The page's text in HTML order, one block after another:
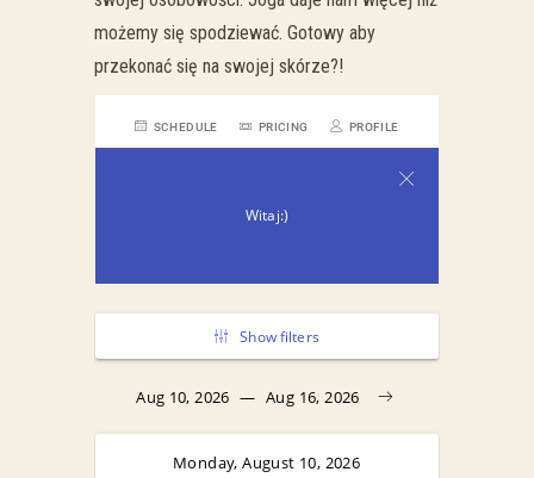
możemy się spodziewać. Gotowy aby
przekonać się na swojej skórze?!